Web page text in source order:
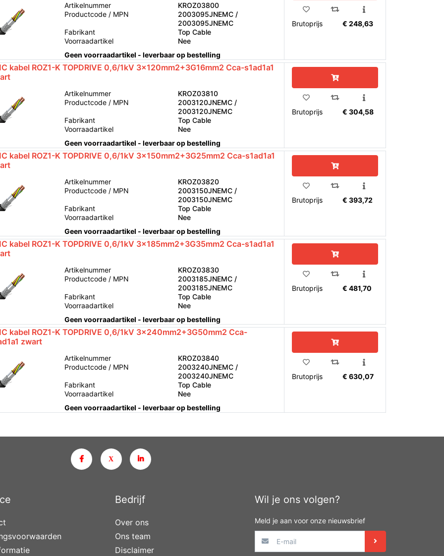
Artikelnummer
KROZ03800
Productcode / MPN
2003095JNEMC /
2003095JNEMC
Fabrikant
Top Cable
Voorraadartikel
Nee
Geen voorraadartikel - leverbaar op bestelling
Brutoprijs € 248,63
kabel ROZ1-K TOPDRIVE 0,6/1kV 3x120mm2+3G16mm2 Cca-s1ad1a1
Artikelnummer
KROZ03810
Productcode / MPN
2003120JNEMC /
2003120JNEMC
Fabrikant
Top Cable
Voorraadartikel
Nee
Geen voorraadartikel - leverbaar op bestelling
Brutoprijs € 304,58
kabel ROZ1-K TOPDRIVE 0,6/1kV 3x150mm2+3G25mm2 Cca-s1ad1a1
Artikelnummer
KROZ03820
Productcode / MPN
2003150JNEMC /
2003150JNEMC
Fabrikant
Top Cable
Voorraadartikel
Nee
Geen voorraadartikel - leverbaar op bestelling
Brutoprijs € 393,72
kabel ROZ1-K TOPDRIVE 0,6/1kV 3x185mm2+3G35mm2 Cca-s1ad1a1
Artikelnummer
KROZ03830
Productcode / MPN
2003185JNEMC /
2003185JNEMC
Fabrikant
Top Cable
Voorraadartikel
Nee
Geen voorraadartikel - leverbaar op bestelling
Brutoprijs € 481,70
kabel ROZ1-K TOPDRIVE 0,6/1kV 3x240mm2+3G50mm2 Cca-
zwart
Artikelnummer
KROZ03840
Productcode / MPN
2003240JNEMC /
2003240JNEMC
Fabrikant
Top Cable
Voorraadartikel
Nee
Geen voorraadartikel - leverbaar op bestelling
Brutoprijs € 630,07
Bedrijf
Over ons
Ons team
Disclaimer
Wil je ons volgen?
Meld je aan voor onze nieuwsbrief